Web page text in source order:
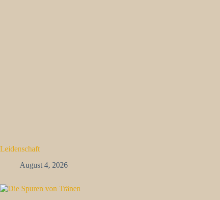
Leidenschaft
August 4, 2026